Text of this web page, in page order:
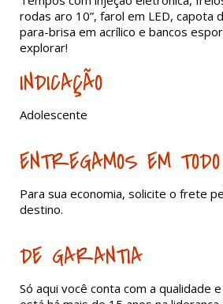
rodas aro 10”, farol em LED, capota
para-brisa em acrílico e bancos
explorar!
INDICAÇÃO
Adolescente
ENTREGAMOS EM
Para sua economia, solicite o frete
destino.
DE GARANTIA
Só aqui você conta com a qualidade